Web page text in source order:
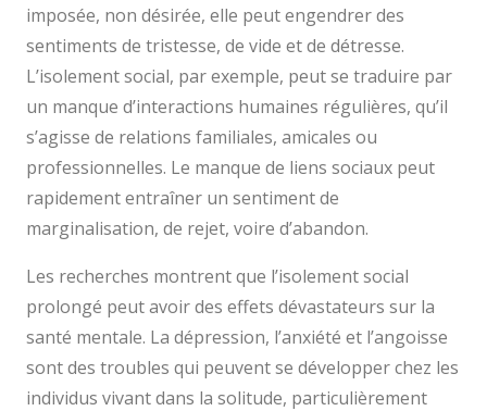
imposée, non désirée, elle peut engendrer des
sentiments de tristesse, de vide et de détresse.
L’isolement social, par exemple, peut se traduire par
un manque d’interactions humaines régulières, qu’il
s’agisse de relations familiales, amicales ou
professionnelles. Le manque de liens sociaux peut
rapidement entraîner un sentiment de
marginalisation, de rejet, voire d’abandon.
Les recherches montrent que l’isolement social
prolongé peut avoir des effets dévastateurs sur la
santé mentale. La dépression, l’anxiété et l’angoisse
sont des troubles qui peuvent se développer chez les
individus vivant dans la solitude, particulièrement